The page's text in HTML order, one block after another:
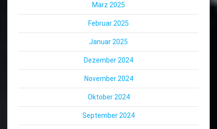
März 2025
Februar 2025
Januar 2025
Dezember 2024
November 2024
Oktober 2024
September 2024